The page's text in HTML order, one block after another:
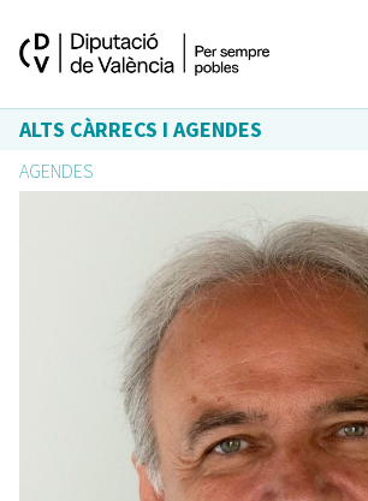
ALTS CÀRRECS I AGENDES
AGENDES